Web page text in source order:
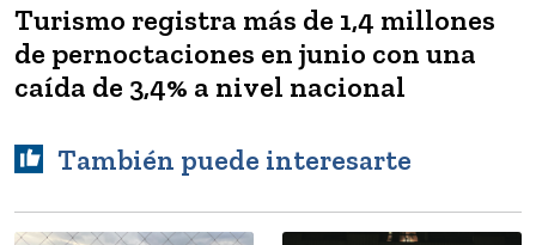
Turismo registra más de 1,4 millones
de pernoctaciones en junio con una
caída de 3,4% a nivel nacional
También puede interesarte